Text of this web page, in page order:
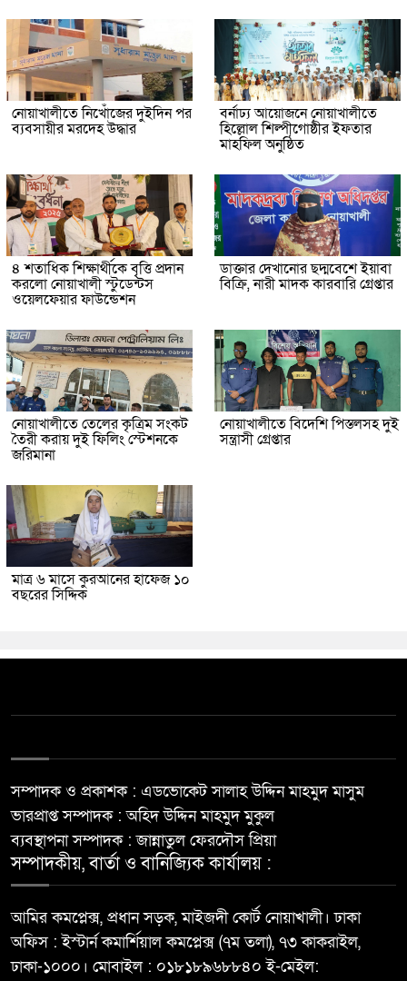
নোয়াখালীতে নিখোঁজের দুইদিন পর
ব্যবসায়ীর মরদেহ উদ্ধার
বর্নাঢ্য আয়োজনে নোয়াখালীতে
হিল্লোল শিল্পীগোষ্ঠীর ইফতার
মাহফিল অনুষ্ঠিত
৪ শতাধিক শিক্ষার্থীকে বৃত্তি প্রদান
করলো নোয়াখালী স্টুডেন্টস
ওয়েলফেয়ার ফাউন্ডেশন
ডাক্তার দেখানোর ছদ্মবেশে ইয়াবা
বিক্রি, নারী মাদক কারবারি গ্রেপ্তার
নোয়াখালীতে তেলের কৃত্রিম সংকট
তৈরী করায় দুই ফিলিং স্টেশনকে
জরিমানা
নোয়াখালীতে বিদেশি পিস্তলসহ দুই
সন্ত্রাসী গ্রেপ্তার
মাত্র ৬ মাসে কুরআনের হাফেজ ১০
বছরের সিদ্দিক
সম্পাদক ও প্রকাশক : এডভোকেট সালাহ উদ্দিন মাহমুদ মাসুম
ভারপ্রাপ্ত সম্পাদক : অহিদ উদ্দিন মাহমুদ মুকুল
ব্যবস্থাপনা সম্পাদক : জান্নাতুল ফেরদৌস প্রিয়া
সম্পাদকীয়, বার্তা ও বানিজ্যিক কার্যালয় :
আমির কমপ্লেক্স, প্রধান সড়ক, মাইজদী কোর্ট নোয়াখালী। ঢাকা
অফিস : ইস্টার্ন কমার্শিয়াল কমপ্লেক্স (৭ম তলা), ৭৩ কাকরাইল,
ঢাকা-১০০০। মোবাইল : ০১৮১৮৯৬৮৮৪০ ই-মেইল: